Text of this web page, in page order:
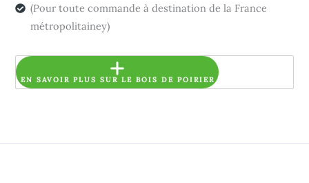
(Pour toute commande à destination de la France
métropolitainey)
EN SAVOIR PLUS SUR LE BOIS DE POIRIER